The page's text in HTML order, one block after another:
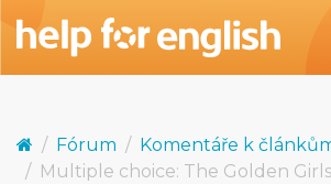
Fórum
Komentáře k
Multiple choice: The Golden Girls